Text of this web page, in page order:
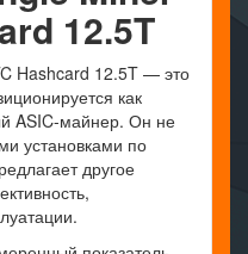
12.5T
Hashcard 12.5T — это
как
ASIC-майнер. Он не
установками по
другое